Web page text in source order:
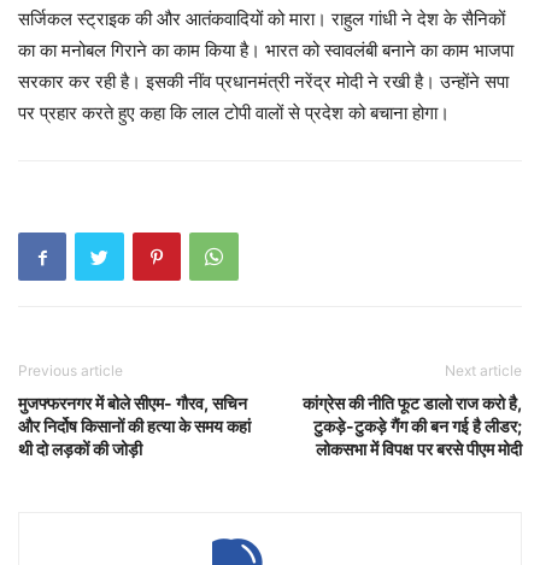
सर्जिकल स्ट्राइक की और आतंकवादियों को मारा। राहुल गांधी ने देश के सैनिकों
का का मनोबल गिराने का काम किया है। भारत को स्वावलंबी बनाने का काम भाजपा
सरकार कर रही है। इसकी नींव प्रधानमंत्री नरेंद्र मोदी ने रखी है। उन्‍होंने सपा
पर प्रहार करते हुए कहा कि लाल टोपी वालों से प्रदेश को बचाना होगा।
Previous article
मुजफ्फरनगर में बोले सीएम- गौरव, सचिन
और निर्दोष किसानों की हत्या के समय कहां
थी दो लड़कों की जोड़ी
Next article
कांग्रेस की नीति फूट डालो राज करो है,
टुकड़े-टुकड़े गैंग की बन गई है लीडर;
लोकसभा में विपक्ष पर बरसे पीएम मोदी